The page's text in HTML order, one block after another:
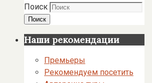
Поиск
Поиск
Наши рекомендации
Премьеры
Рекомендуем посетить